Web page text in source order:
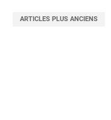
ARTICLES PLUS ANCIENS